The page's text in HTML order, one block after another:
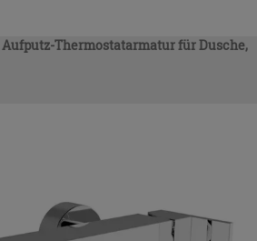
Thermostatarmatur für Dusche,